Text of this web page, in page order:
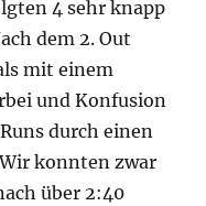
4 sehr knapp
dem 2. Out
mit einem
und Konfusion
durch einen
konnten zwar
über 2:40